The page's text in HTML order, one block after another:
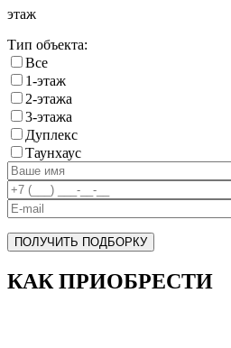
этаж
Тип объекта:
Все
1-этаж
2-этажа
3-этажа
Дуплекс
Таунхаус
ПОЛУЧИТЬ ПОДБОРКУ
КАК ПРИОБРЕСТИ